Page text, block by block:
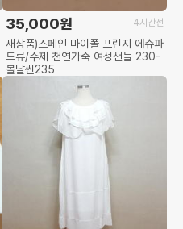
4시간전
35,000원
새상품)스페인 마이폴 프린지 에슈파
드류/수제 천연가죽 여성샌들 230-
볼날씬235